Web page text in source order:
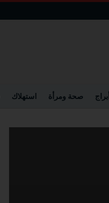
أبراج صحة ومرأة استهلاك